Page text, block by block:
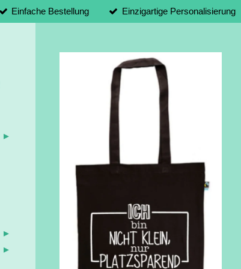
Einfache Bestellung Einzigartige Personalisierung